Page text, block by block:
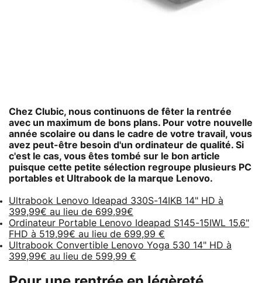
Chez Clubic, nous continuons de fêter la rentrée
avec un maximum de bons plans. Pour votre nouvelle
année scolaire ou dans le cadre de votre travail, vous
avez peut-être besoin d'un ordinateur de qualité. Si
c'est le cas, vous êtes tombé sur le bon article
puisque cette petite sélection regroupe plusieurs PC
portables et Ultrabook de la marque Lenovo.
Ultrabook Lenovo Ideapad 330S-14IKB 14" HD à
399,99€ au lieu de 699,99€
Ordinateur Portable Lenovo Ideapad S145-15IWL 15,6"
FHD à 519,99€ au lieu de 699,99 €
Ultrabook Convertible Lenovo Yoga 530 14" HD à
399,99€ au lieu de 599,99 €